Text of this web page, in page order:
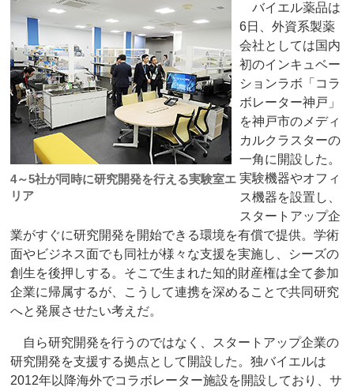
4～5社が同時に研究開発を行える実験室エ
リア
バイエル薬品は
6日、外資系製薬
会社としては国内
初のインキュベー
ションラボ「コラ
ボレーター神戸」
を神戸市のメディ
カルクラスターの
一角に開設した。
実験機器やオフィ
ス機器を設置し、
スタートアップ企
業がすぐに研究開発を開始できる環境を有償で提供。学術
面やビジネス面でも同社が様々な支援を実施し、シーズの
創生を後押しする。そこで生まれた知的財産権は全て参加
企業に帰属するが、こうして連携を深めることで共同研究
へと発展させたい考えだ。
自ら研究開発を行うのではなく、スタートアップ企業の
研究開発を支援する拠点として開設した。独バイエルは
2012年以降海外でコラボレーター施設を開設しており、サ